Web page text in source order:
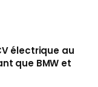
électrique au
que BMW et